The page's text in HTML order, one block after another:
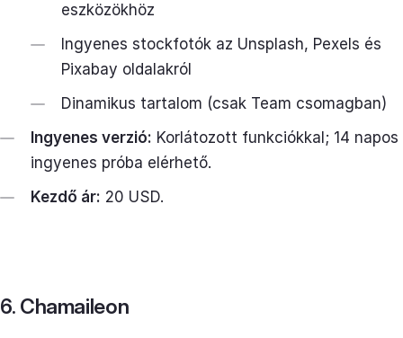
eszközökhöz
Ingyenes stockfotók az Unsplash, Pexels és
Pixabay oldalakról
Dinamikus tartalom (csak Team csomagban)
Ingyenes verzió: Korlátozott funkciókkal; 14 napos
ingyenes próba elérhető.
Kezdő ár: 20 USD.
6. Chamaileon